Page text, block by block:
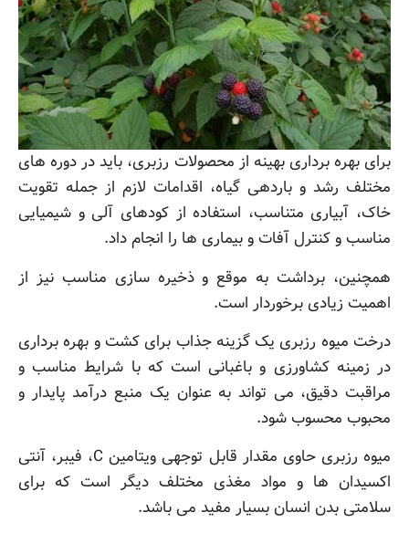
برای بهره برداری بهینه از محصولات رزبری، باید در دوره های
مختلف رشد و باردهی گیاه، اقدامات لازم از جمله تقویت
خاک، آبیاری متناسب، استفاده از کودهای آلی و شیمیایی
مناسب و کنترل آفات و بیماری ها را انجام داد.
همچنین، برداشت به موقع و ذخیره سازی مناسب نیز از
اهمیت زیادی برخوردار است.
درخت میوه رزبری یک گزینه جذاب برای کشت و بهره برداری
در زمینه کشاورزی و باغبانی است که با شرایط مناسب و
مراقبت دقیق، می تواند به عنوان یک منبع درآمد پایدار و
محبوب محسوب شود.
میوه رزبری حاوی مقدار قابل توجهی ویتامین C، فیبر، آنتی
اکسیدان ها و مواد مغذی مختلف دیگر است که برای
سلامتی بدن انسان بسیار مفید می باشد.